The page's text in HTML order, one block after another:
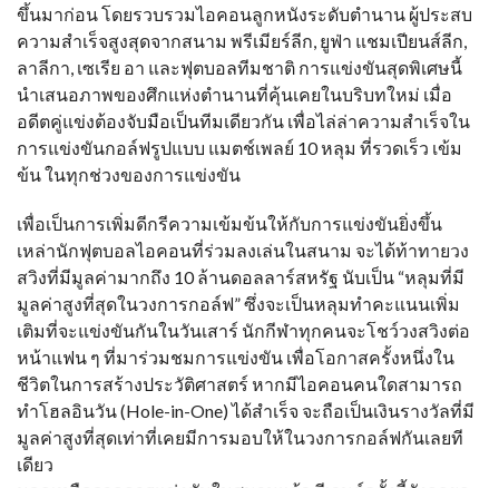
ขึ้นมาก่อน โดยรวบรวมไอคอนลูกหนังระดับตำนาน ผู้ประสบ
ความสำเร็จสูงสุดจากสนาม พรีเมียร์ลีก, ยูฟ่า แชมเปียนส์ลีก,
ลาลีกา, เซเรีย อา และฟุตบอลทีมชาติ การแข่งขันสุดพิเศษนี้
นำเสนอภาพของศึกแห่งตำนานที่คุ้นเคยในบริบทใหม่ เมื่อ
อดีตคู่แข่งต้องจับมือเป็นทีมเดียวกัน เพื่อไล่ล่าความสำเร็จใน
การแข่งขันกอล์ฟรูปแบบ แมตช์เพลย์ 10 หลุม ที่รวดเร็ว เข้ม
ข้น ในทุกช่วงของการแข่งขัน
เพื่อเป็นการเพิ่มดีกรีความเข้มข้นให้กับการแข่งขันยิ่งขึ้น
เหล่านักฟุตบอลไอคอนที่ร่วมลงเล่นในสนาม จะได้ท้าทายวง
สวิงที่มีมูลค่ามากถึง 10 ล้านดอลลาร์สหรัฐ นับเป็น “หลุมที่มี
มูลค่าสูงที่สุดในวงการกอล์ฟ” ซึ่งจะเป็นหลุมทำคะแนนเพิ่ม
เติมที่จะแข่งขันกันในวันเสาร์ นักกีฬาทุกคนจะโชว์วงสวิงต่อ
หน้าแฟน ๆ ที่มาร่วมชมการแข่งขัน เพื่อโอกาสครั้งหนึ่งใน
ชีวิตในการสร้างประวัติศาสตร์ หากมีไอคอนคนใดสามารถ
ทำโฮลอินวัน (Hole-in-One) ได้สำเร็จ จะถือเป็นเงินรางวัลที่มี
มูลค่าสูงที่สุดเท่าที่เคยมีการมอบให้ในวงการกอล์ฟกันเลยที
เดียว